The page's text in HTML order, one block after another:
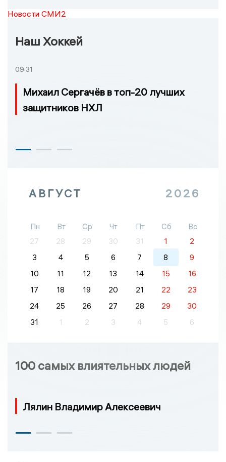
Новости СМИ2
Наш Хоккей
09:31
Михаил Сергачёв в топ-20 лучших
защитников НХЛ
АВГУСТ 2026
Пн Вт Ср Чт Пт Сб
Вс
27
28 29 30 31 1
2
3
4 5 6 7 8
9
10
11 12 13 14 15
16
17
18 19 20 21 22
23
24
25 26 27 28 29
30
31
1 2 3 4 5 6
100 самых влиятельных людей
Лялин Владимир Алексеевич